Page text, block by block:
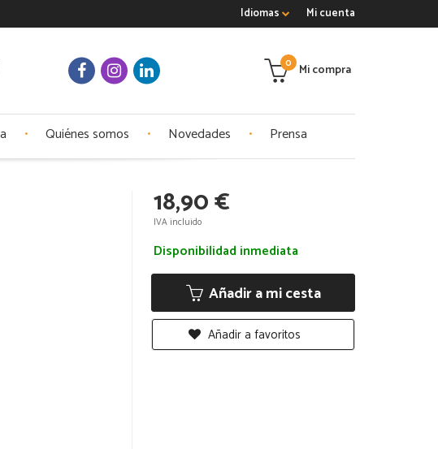
Mi cuenta
Idiomas
Mi compra
0
Quiénes somos Novedades Prensa
18,90 €
IVA incluido
Disponibilidad inmediata
Añadir a mi cesta
Añadir a favoritos